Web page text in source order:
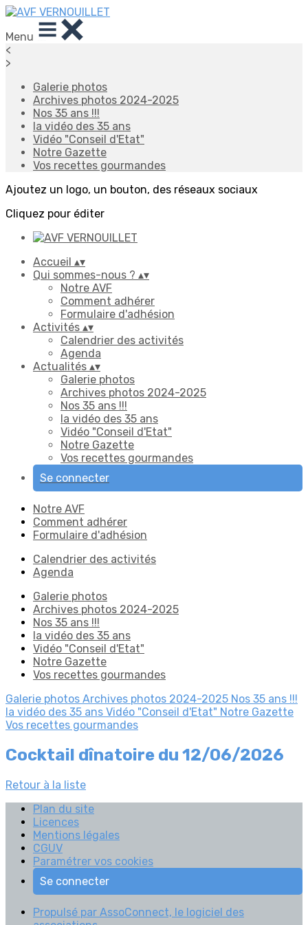
Menu
<
>
Galerie photos
Archives photos 2024-2025
Nos 35 ans !!!
la vidéo des 35 ans
Vidéo "Conseil d'Etat"
Notre Gazette
Vos recettes gourmandes
Ajoutez un logo, un bouton, des réseaux sociaux
Cliquez pour éditer
Accueil ▴▾
Qui sommes-nous ? ▴▾
Notre AVF
Comment adhérer
Formulaire d'adhésion
Activités ▴▾
Calendrier des activités
Agenda
Actualités ▴▾
Galerie photos
Archives photos 2024-2025
Nos 35 ans !!!
la vidéo des 35 ans
Vidéo "Conseil d'Etat"
Notre Gazette
Vos recettes gourmandes
Se connecter
Notre AVF
Comment adhérer
Formulaire d'adhésion
Calendrier des activités
Agenda
Galerie photos
Archives photos 2024-2025
Nos 35 ans !!!
la vidéo des 35 ans
Vidéo "Conseil d'Etat"
Notre Gazette
Vos recettes gourmandes
Galerie photos Archives photos 2024-2025 Nos 35 ans !!!
la vidéo des 35 ans Vidéo "Conseil d'Etat" Notre Gazette
Vos recettes gourmandes
Cocktail dînatoire du 12/06/2026
Retour à la liste
Plan du site
Licences
Mentions légales
CGUV
Paramétrer vos cookies
Se connecter
Propulsé par AssoConnect, le logiciel des